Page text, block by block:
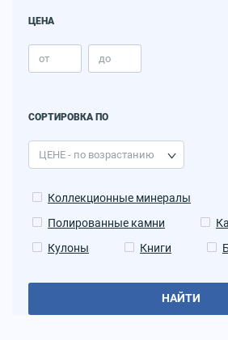
ЦЕНА
СОРТИРОВКА ПО
Коллекционные минералы
Полированные камни
Кулоны
Книги
НАЙТИ